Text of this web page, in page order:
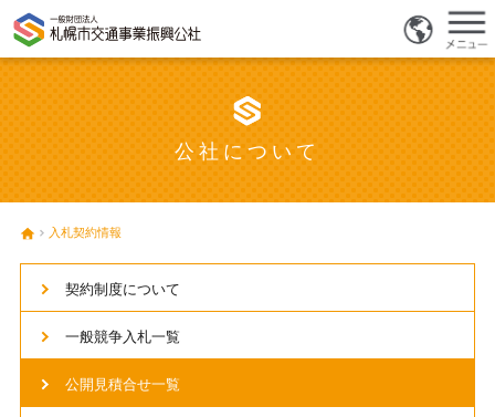
公社について
入札契約情報
契約制度について
一般競争入札一覧
公開見積合せ一覧